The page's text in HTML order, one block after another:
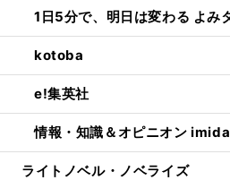
1日5分で、明日は変わる よ
kotoba
e!集英社
情報・知識＆オピニオン
ライトノベル・ノベライズ